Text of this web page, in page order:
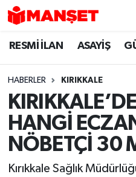
RESMİ İLAN ASAYİŞ
HABERLER KIRIKKALE
HANGİ
NÖBETÇİ 30
Kırıkkale Sağlık
Hava Durumu
Trafik Durumu
Süper Lig Puan
Tüm Manşetler
Son Dakika Haberleri